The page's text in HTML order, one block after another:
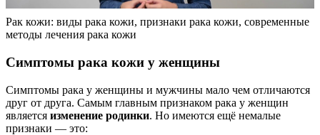
Рак кожи: виды рака кожи, признаки рака кожи, современные
методы лечения рака кожи
Симптомы рака кожи у женщины
Симптомы рака у женщины и мужчины мало чем отличаются
друг от друга. Самым главным признаком рака у женщин
является изменение родинки. Но имеются ещё немалые
признаки — это: